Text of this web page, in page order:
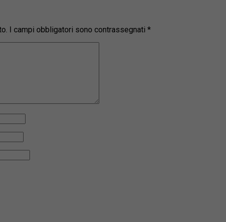
I campi obbligatori sono contrassegnati *